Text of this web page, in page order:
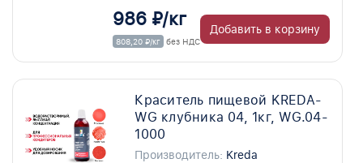
986 ₽/кг
808,20 ₽/кг без НДС
Добавить в корзину
Краситель пищевой KREDA-
WG клубника 04, 1кг, WG.04-
1000
Производитель: Kreda